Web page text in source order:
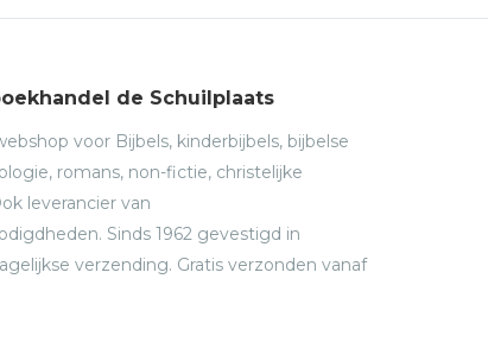
de Schuilplaats
voor Bijbels, kinderbijbels, bijbelse
romans, non-fictie, christelijke
leverancier van
Sinds 1962 gevestigd in
verzending. Gratis verzonden vanaf